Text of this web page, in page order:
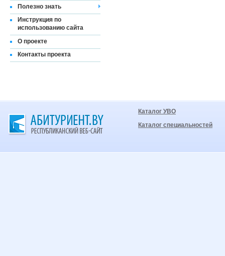
Полезно знать
Инструкция по
использованию сайта
О проекте
Контакты проекта
Каталог УВО
Каталог специальностей